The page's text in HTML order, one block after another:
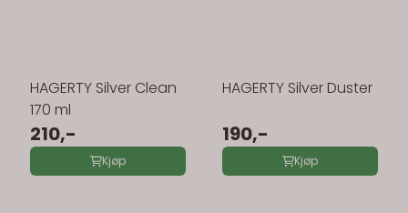
HAGERTY Silver Clean
170 ml
210,-
Kjøp
HAGERTY Silver Duster
190,-
Kjøp